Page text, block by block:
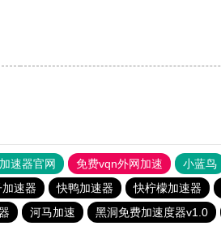
速器官网 免费vqn外网加速 小蓝鸟
加速器 快鸭加速器 快柠檬加速器
河马加速 黑洞免费加速度器v1.0